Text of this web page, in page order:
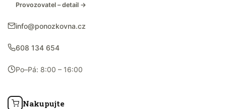
Provozovatel – detail →
info@ponozkovna.cz
608 134 654
Po–Pá: 8:00 – 16:00
Nakupujte